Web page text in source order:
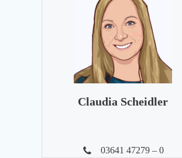
Claudia Scheidler
03641 47279 – 0